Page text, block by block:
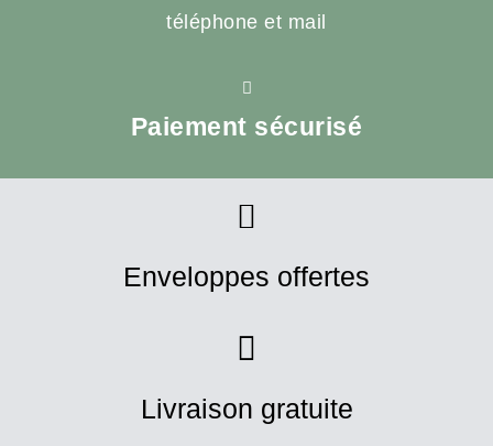
téléphone et mail
Paiement sécurisé
Enveloppes offertes
Livraison gratuite